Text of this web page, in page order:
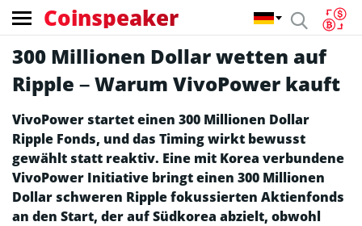
Coinspeaker
300 Millionen Dollar wetten auf
Ripple – Warum VivoPower kauft
VivoPower startet einen 300 Millionen Dollar
Ripple Fonds, und das Timing wirkt bewusst
gewählt statt reaktiv. Eine mit Korea verbundene
VivoPower Initiative bringt einen 300 Millionen
Dollar schweren Ripple fokussierten Aktienfonds
an den Start, der auf Südkorea abzielt, obwohl